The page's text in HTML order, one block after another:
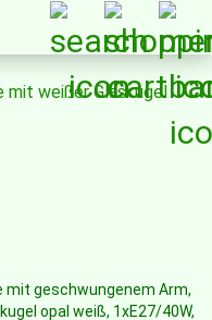
weißer Glaskugel